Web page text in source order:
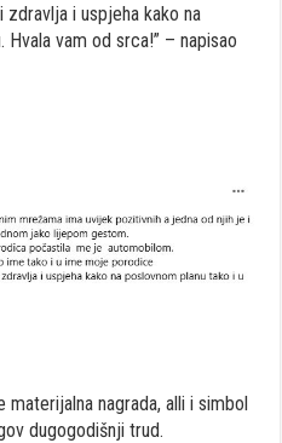
zdravlja i uspjeha kako na
vam od srca!” – napisao
nagrada, alli i simbol
dugogodišnji trud.